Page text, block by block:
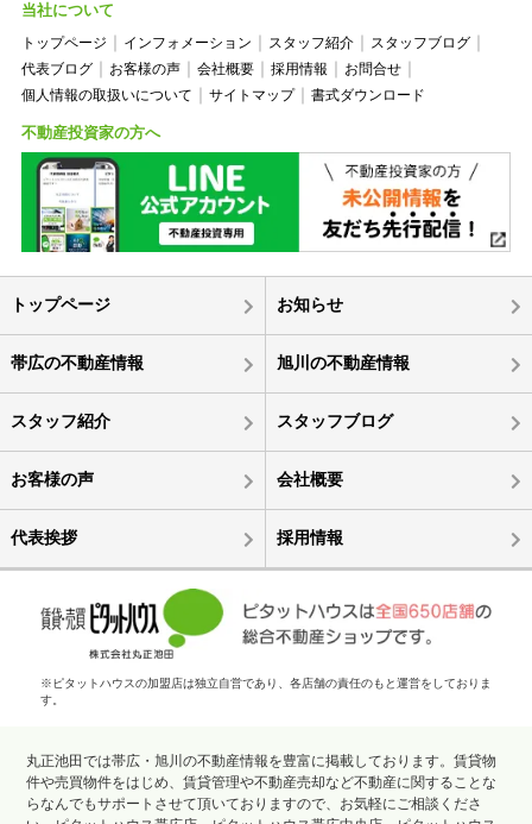
当社について
トップページ インフォメーション スタッフ紹介
スタッフブログ
代表ブログ
お客様の声 会社概要 採用情報
お問合せ
個人情報の取扱いについて
サイトマップ 書式ダウンロード
不動産投資家の方へ
トップページ お知らせ
帯広の不動産情報 旭川の不動産情報
スタッフ紹介 スタッフブログ
お客様の声 会社概要
代表挨拶 採用情報
※ピタットハウスの加盟店は独立自営であり、各店舗の責任のもと運営をしておりま
す。
丸正池田では帯広・旭川の不動産情報を豊富に掲載しております。賃貸物
件や売買物件をはじめ、賃貸管理や不動産売却など不動産に関することな
らなんでもサポートさせて頂いておりますので、お気軽にご相談くださ